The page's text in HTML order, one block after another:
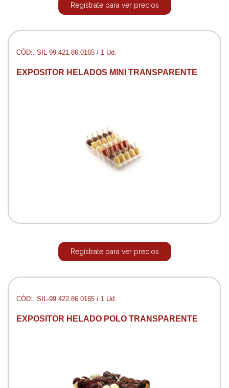
Regístrate para ver precios
CÓD:. SIL-99.421.86.0165 / 1 Ud.
EXPOSITOR HELADOS MINI TRANSPARENTE
Regístrate para ver precios
CÓD:. SIL-99.422.86.0165 / 1 Ud.
EXPOSITOR HELADO POLO TRANSPARENTE